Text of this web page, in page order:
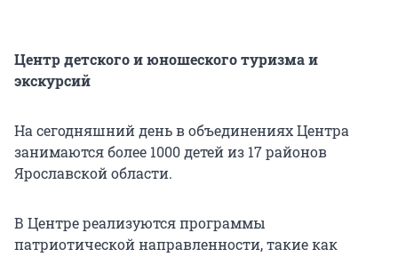
Центр детского и юношеского туризма и
экскурсий
На сегодняшний день в объединениях Центра
занимаются более 1000 детей из 17 районов
Ярославской области.
В Центре реализуются программы
патриотической направленности, такие как